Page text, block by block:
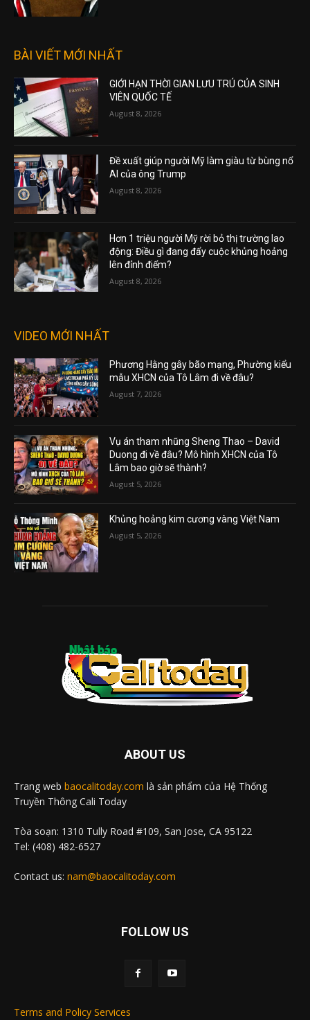
BÀI VIẾT MỚI NHẤT
GIỚI HẠN THỜI GIAN LƯU TRÚ CỦA SINH
VIÊN QUỐC TẾ
August 8, 2026
Đề xuất giúp người Mỹ làm giàu từ bùng nổ
AI của ông Trump
August 8, 2026
Hơn 1 triệu người Mỹ rời bỏ thị trường lao
động: Điều gì đang đẩy cuộc khủng hoảng
lên đỉnh điểm?
August 8, 2026
VIDEO MỚI NHẤT
Phương Hằng gây bão mạng, Phường kiểu
mẫu XHCN của Tô Lâm đi về đâu?
August 7, 2026
Vụ án tham nhũng Sheng Thao – David
Duong đi về đâu? Mô hình XHCN của Tô
Lâm bao giờ sẽ thành?
August 5, 2026
Khủng hoảng kim cương vàng Việt Nam
August 5, 2026
ABOUT US
Trang web baocalitoday.com là sản phẩm của Hệ Thống
Truyền Thông Cali Today
Tòa soạn: 1310 Tully Road #109, San Jose, CA 95122
Tel: (408) 482-6527
Contact us: nam@baocalitoday.com
FOLLOW US
Terms and Policy Services